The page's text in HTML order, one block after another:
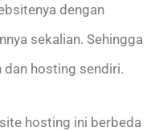
dengan
sekalian. Sehingga
hosting sendiri.
hosting ini berbeda